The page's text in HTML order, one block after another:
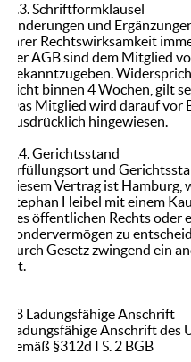
7.3. Schriftformklausel
Änderungen und
ihrer Rechtswirksamkeit
der AGB sind dem Mitglied
bekanntzugeben.
nicht binnen 4 Wochen, gilt
Das Mitglied wird darauf
ausdrücklich hingewiesen.
7.4. Gerichtsstand
Erfüllungsort und
diesem Vertrag ist
Stephan Heibel mit einem
des öffentlichen Rechts
Sondervermögen zu
durch Gesetz zwingend ein
ist.
§8 Ladungsfähige Anschrift
Ladungsfähige Anschrift
gemäß §312d I S. 2 BGB